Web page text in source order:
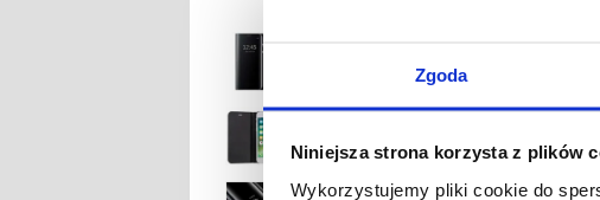
Zgoda
Niniejsza strona korzysta z plików
Wykorzystujemy pliki cookie do